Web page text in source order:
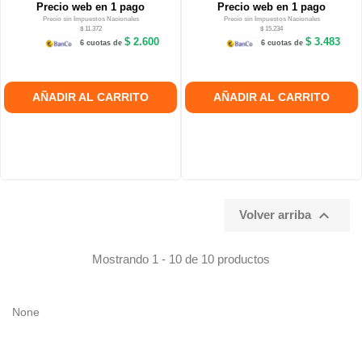
Precio web en 1 pago
Precio sin Impuestos Nacionales
$ 11.372
6 cuotas de $ 2.600
AÑADIR AL CARRITO
Precio web en 1 pago
Precio sin Impuestos Nacionales
$ 15.234
6 cuotas de $ 3.483
AÑADIR AL CARRITO
Volver arriba 
Mostrando 1 - 10 de 10 productos
None